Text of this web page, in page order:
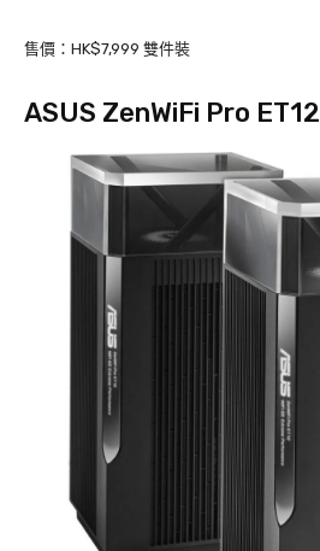
售價：HK$7,999 雙件裝
ASUS ZenWiFi Pro ET12